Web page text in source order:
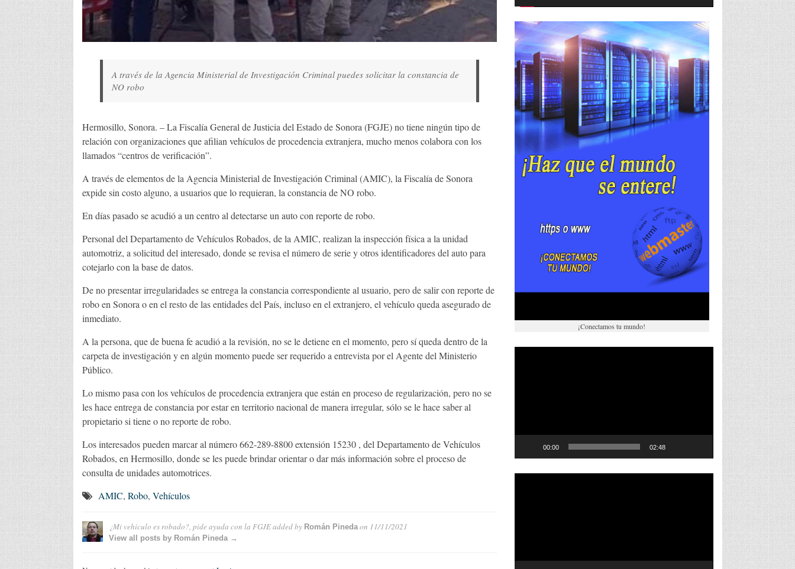
A través de la Agencia Ministerial de Investigación Criminal puedes solicitar la constancia de
NO robo
Hermosillo, Sonora. – La Fiscalía General de Justicia del Estado de Sonora (FGJE) no tiene ningún tipo de
relación con organizaciones que afilian vehículos de procedencia extranjera, mucho menos colabora con los
llamados “centros de verificación”.
A través de elementos de la Agencia Ministerial de Investigación Criminal (AMIC), la Fiscalía de Sonora
expide sin costo alguno, a usuarios que lo requieran, la constancia de NO robo.
En días pasado se acudió a un centro al detectarse un auto con reporte de robo.
Personal del Departamento de Vehículos Robados, de la AMIC, realizan la inspección física a la unidad
automotriz, a solicitud del interesado, donde se revisa el número de serie y otros identificadores del auto para
cotejarlo con la base de datos.
De no presentar irregularidades se entrega la constancia correspondiente al usuario, pero de salir con reporte de
robo en Sonora o en el resto de las entidades del País, incluso en el extranjero, el vehículo queda asegurado de
inmediato.
A la persona, que de buena fe acudió a la revisión, no se le detiene en el momento, pero sí queda dentro de la
carpeta de investigación y en algún momento puede ser requerido a entrevista por el Agente del Ministerio
Público.
Lo mismo pasa con los vehículos de procedencia extranjera que están en proceso de regularización, pero no se
les hace entrega de constancia por estar en territorio nacional de manera irregular, sólo se le hace saber al
propietario si tiene o no reporte de robo.
Los interesados pueden marcar al número 662-289-8800 extensión 15230 , del Departamento de Vehículos
Robados, en Hermosillo, donde se les puede brindar orientar o dar más información sobre el proceso de
consulta de unidades automotrices.
AMIC, Robo, Vehículos
¿Mi vehículo es robado?, pide ayuda con la FGJEadded by Román Pinedaon 11/11/2021
View all posts by Román Pineda →
¡Conectamos tu mundo!
00:00 02:48